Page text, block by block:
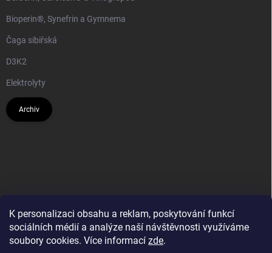
K personalizaci obsahu a reklam, poskytování funkcí
sociálních médií a analýze naší návštěvnosti využíváme
soubory cookies. Více informací zde.
Bioperin®, Synefrin a Gymnema
Čaga sibiřská
D3K2
Elektrolyty
Archiv